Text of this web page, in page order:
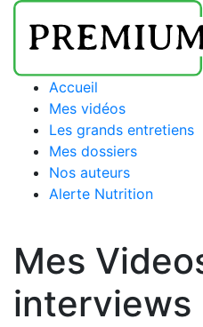
Accueil
Mes vidéos
Les grands entretiens
Mes dossiers
Nos auteurs
Alerte Nutrition
Mes
interviews